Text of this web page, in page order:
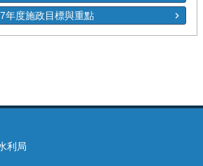
年度施政目標與重點
利局